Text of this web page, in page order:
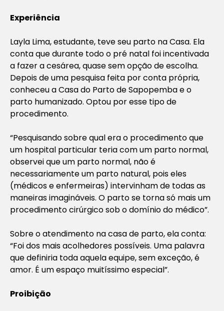
Experiência
Layla Lima, estudante, teve seu parto na Casa. Ela
conta que durante todo o pré natal foi incentivada
a fazer a cesárea, quase sem opção de escolha.
Depois de uma pesquisa feita por conta própria,
conheceu a Casa do Parto de Sapopemba e o
parto humanizado. Optou por esse tipo de
procedimento.
“Pesquisando sobre qual era o procedimento que
um hospital particular teria com um parto normal,
observei que um parto normal, não é
necessariamente um parto natural, pois eles
(médicos e enfermeiras) intervinham de todas as
maneiras imagináveis. O parto se torna só mais um
procedimento cirúrgico sob o domínio do médico”.
Sobre o atendimento na casa de parto, ela conta:
“Foi dos mais acolhedores possíveis. Uma palavra
que definiria toda aquela equipe, sem exceção, é
amor. É um espaço muitíssimo especial”.
Proibição